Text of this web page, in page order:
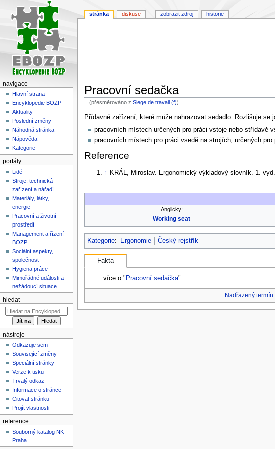
Pracovní sedačka
(přesměrováno zSiege de travail (f))
Skočit
navigaci
Skočit
vyhledávání
Přídavné zařízení, které může nahrazovat sedadlo. Rozlišuje
pracovních místech určených pro práci vstoje nebo střídavě
pracovních místech pro práci vsedě na strojích, určených
Reference
↑ KRÁL, Miroslav. Ergonomický výkladový slovník. 1.
Anglicky:
Working seat
Kategorie: Ergonomie Český rejstřík
Fakta
...více o " Pracovní sedačka"
Nadřazený termín
stránka diskuse zobrazit zdroj historie
navigace
Hlavní strana
Encyklopedie BOZP
Aktuality
Poslední změny
Náhodná stránka
Nápověda
Kategorie
portály
Lidé
Stroje, technická
zařízení a nářadí
Materiály, látky,
energie
Pracovní a životní
prostředí
Management a řízení
BOZP
Sociální aspekty,
společnost
Hygiena práce
Mimořádné události a
nežádoucí situace
hledat
nástroje
Odkazuje sem
Související změny
Speciální stránky
Verze k tisku
Trvalý odkaz
Informace o stránce
Citovat stránku
Projít vlastnosti
reference
Souborný katalog NK
Praha